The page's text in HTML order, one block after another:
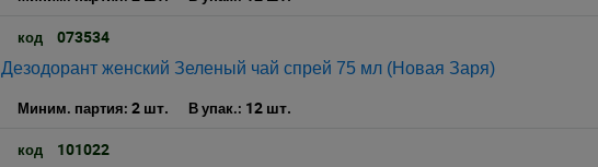
код 073534
Дезодорант женский Зеленый чай спрей 75 мл (Новая Заря)
Миним. партия: 2 шт. В упак.: 12 шт.
код 101022